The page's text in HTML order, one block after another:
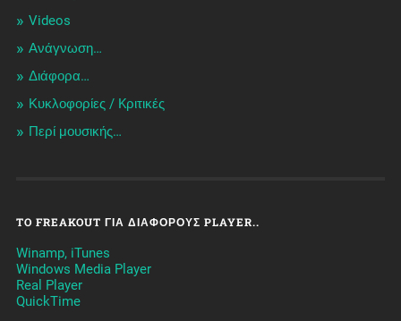
Videos
Ανάγνωση…
Διάφορα…
Κυκλοφορίες / Kριτικές
Περί μουσικής…
TO FREAKOUT ΓΙΑ ΔΙΆΦΟΡΟΥΣ PLAYER..
Winamp, iTunes
Windows Media Player
Real Player
QuickTime